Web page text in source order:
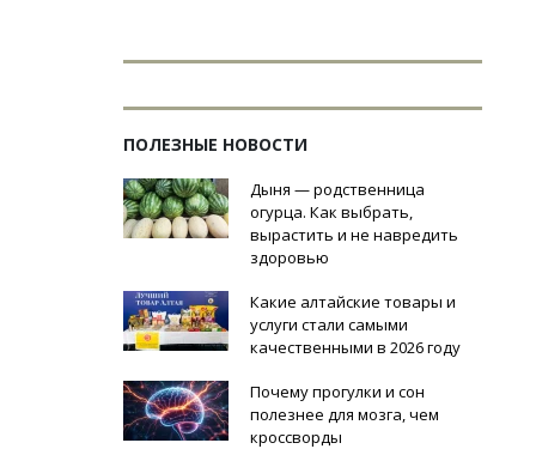
ПОЛЕЗНЫЕ НОВОСТИ
Дыня — родственница
огурца. Как выбрать,
вырастить и не навредить
здоровью
Какие алтайские товары и
услуги стали самыми
качественными в 2026 году
Почему прогулки и сон
полезнее для мозга, чем
кроссворды